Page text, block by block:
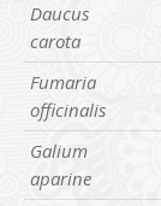
Daucus
carota
Fumaria
officinalis
Galium
aparine